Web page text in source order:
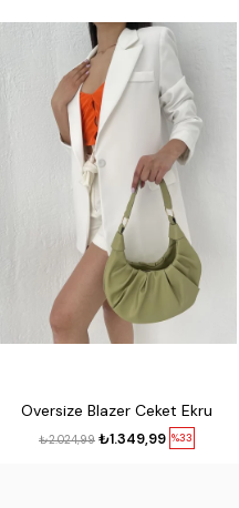
Oversize Blazer Ceket Ekru
%33
₺1.349,99
₺2.024,99